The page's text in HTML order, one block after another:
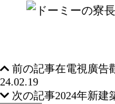
前の記事在電視廣告
24.02.19
次の記事2024年新建